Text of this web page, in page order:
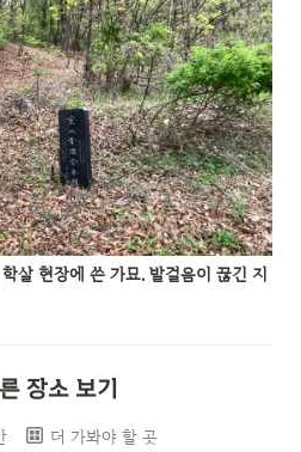
살 현장에 쓴 가묘. 발걸음이 끊긴 지
장소 보기
더 가봐야 할 곳